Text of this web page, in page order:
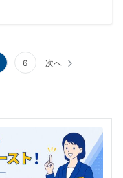
6 次へ